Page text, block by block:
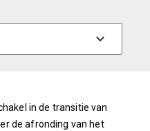
in de transitie van
de afronding van het